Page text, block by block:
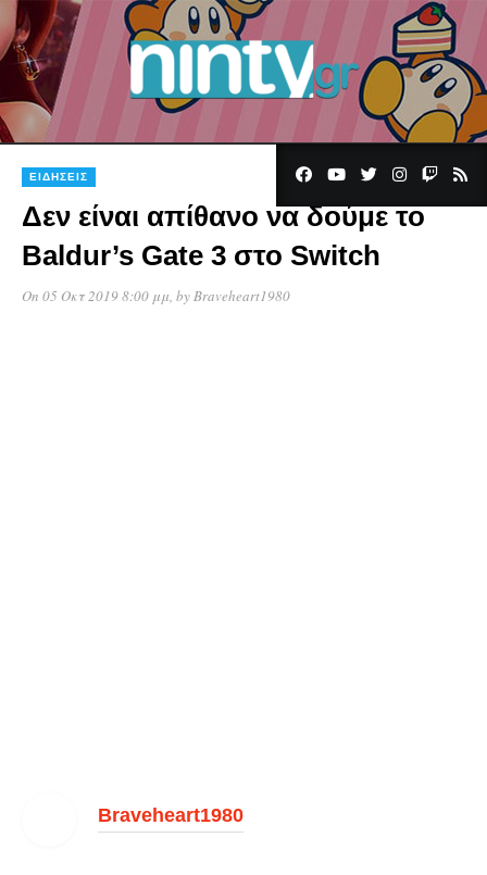
ΕΙΔΉΣΕΙΣ
Δεν είναι απίθανο να δούμε το
Baldur’s Gate 3 στο Switch
On 05 Οκτ 2019 8:00 μμ , by Braveheart1980
Braveheart1980